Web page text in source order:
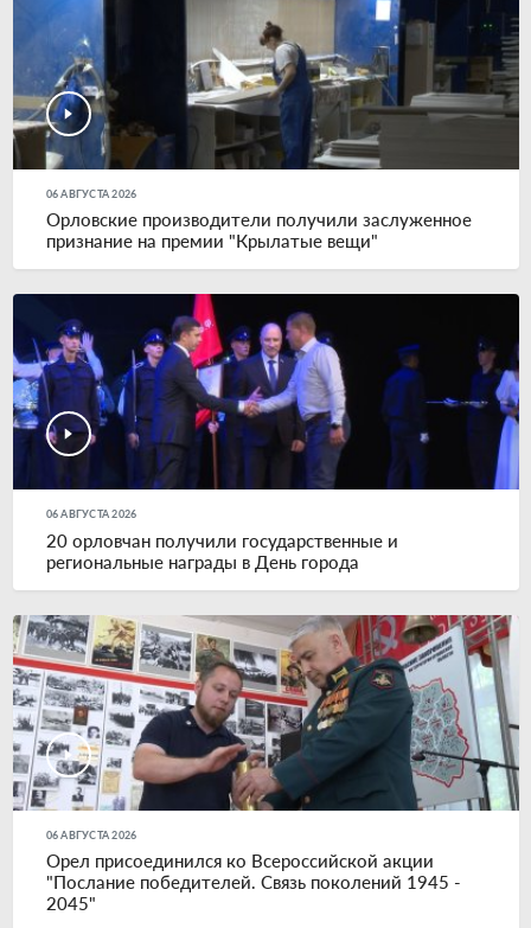
06 АВГУСТА 2026
Орловские производители получили заслуженное
признание на премии "Крылатые вещи"
06 АВГУСТА 2026
20 орловчан получили государственные и
региональные награды в День города
06 АВГУСТА 2026
Орел присоединился ко Всероссийской акции
"Послание победителей. Связь поколений 1945 -
2045"